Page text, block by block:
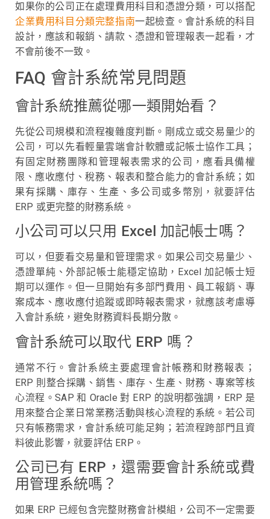
如果你的公司正在處理費用科目和憑證分類，可以搭配
企業費用科目分類完整指南一起檢查。會計系統的科目
設計，應該和報銷、請款、憑證和管理報表一起看，才
不會前後不一致。
FAQ 會計系統常見問題
會計系統推薦從哪一類開始看？
先從公司規模和流程複雜度判斷。剛成立或交易量少的
公司，可以先看輕量雲端會計軟體或記帳士協作工具；
有固定財務團隊和管理報表需求的公司，應看具備權
限、應收應付、稅務、報表和整合能力的會計系統；如
果有採購、庫存、生產、多公司或多幣別，就要評估
ERP 或更完整的財務系統。
小公司可以只用 Excel 加記帳士嗎？
可以，但要看交易量和管理需求。如果公司交易量少、
憑證單純、外部記帳士能穩定協助，Excel 加記帳士短
期可以運作。但一旦開始有多部門費用、員工報銷、專
案成本、應收應付追蹤或即時報表需求，就應該考慮導
入會計系統，避免財務資料長期分散。
會計系統可以取代 ERP 嗎？
通常不行。會計系統主要處理會計帳務和財務報表；
ERP 則整合採購、銷售、庫存、生產、財務、專案等核
心流程。SAP 和 Oracle 對 ERP 的說明都強調，ERP 是
用來整合企業日常業務活動與核心流程的系統。若公司
只有帳務需求，會計系統可能足夠；若流程跨部門且資
料彼此影響，就要評估 ERP。
公司已有 ERP，還需要會計系統或費
用管理系統嗎？
如果 ERP 已經包含完整財務會計模組，公司不一定需要